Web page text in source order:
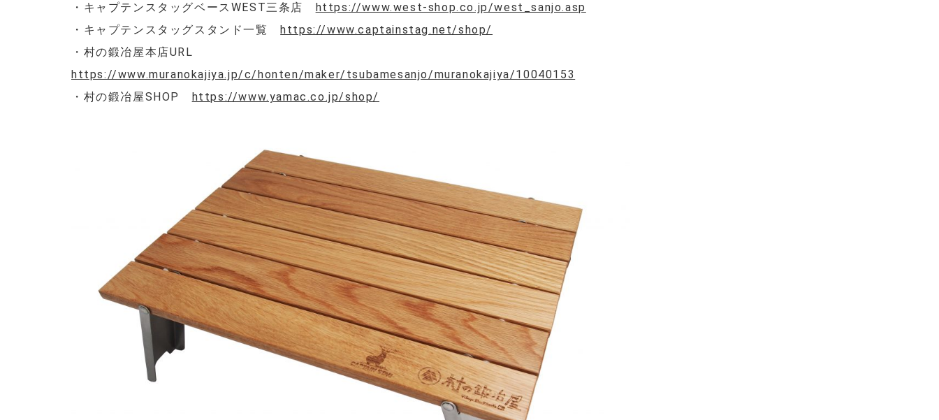
・キャプテンスタッグベースWEST三条店 https://www.west-shop.co.jp/west_sanjo.asp
・キャプテンスタッグスタンド一覧https://www.captainstag.net/shop/
・村の鍛冶屋本店URL
https://www.muranokajiya.jp/c/honten/maker/tsubamesanjo/muranokajiya/10040153
・村の鍛冶屋SHOP https://www.yamac.co.jp/shop/